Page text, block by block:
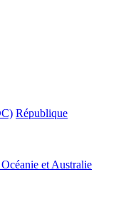
République
et Australie